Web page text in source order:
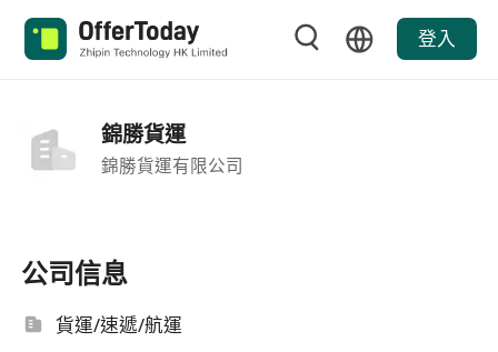
登入
錦勝貨運
錦勝貨運有限公司
公司信息
貨運/速遞/航運